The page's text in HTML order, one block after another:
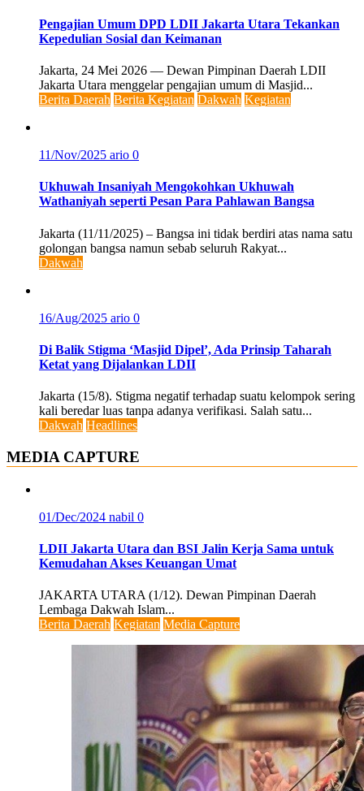
Pengajian Umum DPD LDII Jakarta Utara Tekankan
Kepedulian Sosial dan Keimanan
Jakarta, 24 Mei 2026 — Dewan Pimpinan Daerah LDII
Jakarta Utara menggelar pengajian umum di Masjid...
Berita Daerah Berita Kegiatan Dakwah Kegiatan
11/Nov/2025 ario 0
Ukhuwah Insaniyah Mengokohkan Ukhuwah
Wathaniyah seperti Pesan Para Pahlawan Bangsa
Jakarta (11/11/2025) – Bangsa ini tidak berdiri atas nama satu
golongan bangsa namun sebab seluruh Rakyat...
Dakwah
16/Aug/2025 ario 0
Di Balik Stigma ‘Masjid Dipel’, Ada Prinsip Taharah
Ketat yang Dijalankan LDII
Jakarta (15/8). Stigma negatif terhadap suatu kelompok sering
kali beredar luas tanpa adanya verifikasi. Salah satu...
Dakwah Headlines
MEDIA CAPTURE
01/Dec/2024 nabil 0
LDII Jakarta Utara dan BSI Jalin Kerja Sama untuk
Kemudahan Akses Keuangan Umat
JAKARTA UTARA (1/12). Dewan Pimpinan Daerah
Lembaga Dakwah Islam...
Berita Daerah Kegiatan Media Capture